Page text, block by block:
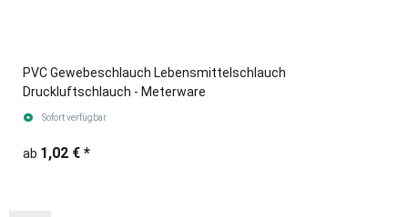
PVC Gewebeschlauch Lebensmittelschlauch
Druckluftschlauch - Meterware
Sofort verfügbar
ab 1,02 € *